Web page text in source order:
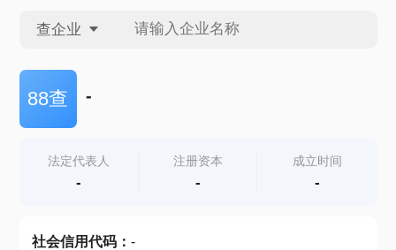
查企业
查企业
查产地
88查 -
法定代表人
-
注册资本
-
成立时间
-
社会信用代码： -